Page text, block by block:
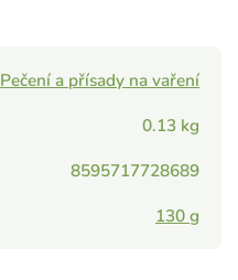
Pečení a přísady na vaření
0.13 kg
8595717728689
130 g